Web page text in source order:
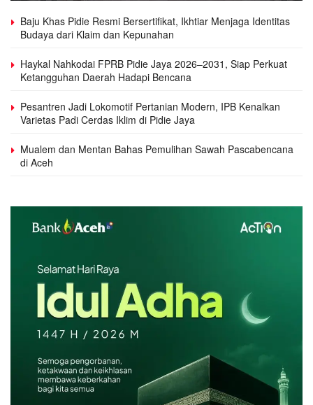
Baju Khas Pidie Resmi Bersertifikat, Ikhtiar Menjaga Identitas
Budaya dari Klaim dan Kepunahan
Haykal Nahkodai FPRB Pidie Jaya 2026–2031, Siap Perkuat
Ketangguhan Daerah Hadapi Bencana
Pesantren Jadi Lokomotif Pertanian Modern, IPB Kenalkan
Varietas Padi Cerdas Iklim di Pidie Jaya
Mualem dan Mentan Bahas Pemulihan Sawah Pascabencana
di Aceh